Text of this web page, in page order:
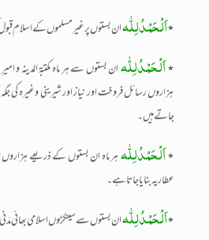
٭اَلْحَمْدُلِلّٰہان بستوں پر غیر مسلموں کے اسلام
٭اَلْحَمْدُلِلّٰہان بستوں سے ہر ماہ مکتبۃ المدینہ و
ہزاروں رسائل فروخت اور نیاز اور شیرینی وغیرہ کی
جاتے ہیں ۔
٭اَلْحَمْدُلِلّٰہہر ماہ ان بستوں کے ذریعے ہزاروں
عطاریہ بنایا جاتا ہے ۔
٭اَلْحَمْدُلِلّٰہان بستوں سے سینکڑوں اسلامی بھائی